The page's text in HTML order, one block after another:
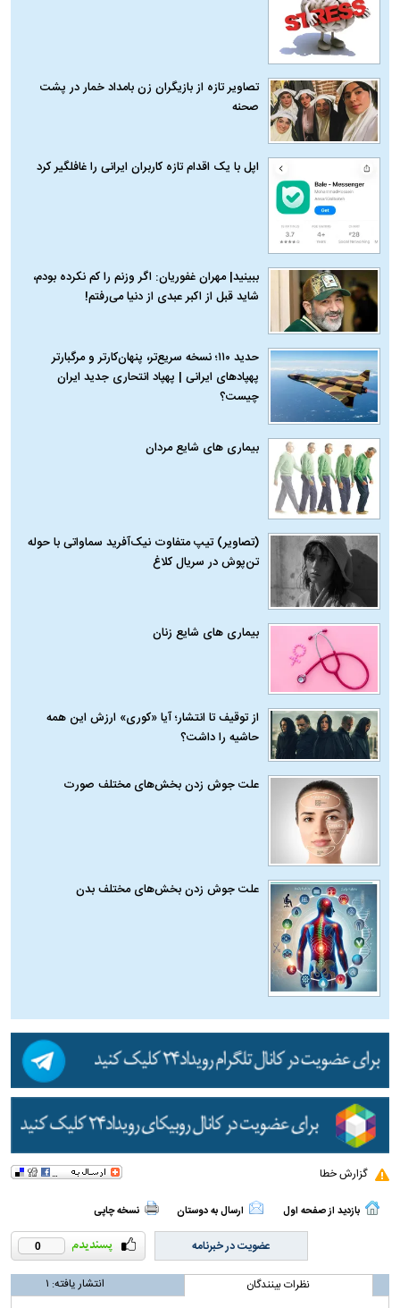
تصاویر تازه از بازیگران زن بامداد خمار در پشت
صحنه
اپل با یک اقدام تازه کاربران ایرانی را غافلگیر کرد
ببینید| مهران غفوریان: اگر وزنم را کم نکرده بودم،
شاید قبل از اکبر عبدی از دنیا می‌رفتم!
حدید ۱۱۰؛ نسخه سریع‌تر، پنهان‌کارتر و مرگبارتر
پهپادهای ایرانی | پهپاد انتحاری جدید ایران
چیست؟
بیماری‌ های شایع مردان
(تصاویر) تیپ متفاوت نیک‌آفرید سماواتی با حوله
تن‌پوش در سریال کلاغ
بیماری‌ های شایع زنان
از توقیف تا انتشار؛ آیا «کوری» ارزش این همه
حاشیه را داشت؟
علت جوش زدن بخش‌های مختلف صورت
علت جوش زدن بخش‌های مختلف بدن
گزارش خطا
بازدید از صفحه اول ارسال به دوستان نسخه چاپی
0 عضویت در خبرنامه
نظرات بینندگان انتشار یافته: ۱